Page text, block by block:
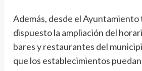
Además, desde el Ayuntamiento
dispuesto la ampliación del
bares y restaurantes del
que los establecimientos